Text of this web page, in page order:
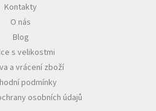
Kontakty
O nás
Blog
s velikostmi
a vrácení zboží
podmínky
osobních údajů